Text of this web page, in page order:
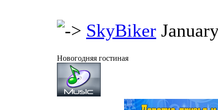
SkyBiker
Новогодняя гостиная